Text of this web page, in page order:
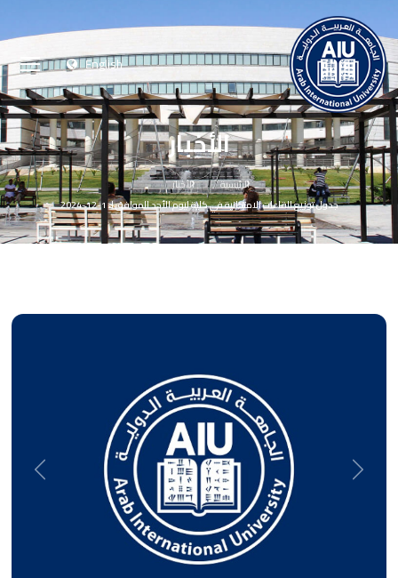
English
الأخبار
الرئيسية
الأخبار
جدول توزيع القاعات الامتحانية في كلية ليوم الأحد الموافق لـ 1-12-2024
Previous
Next